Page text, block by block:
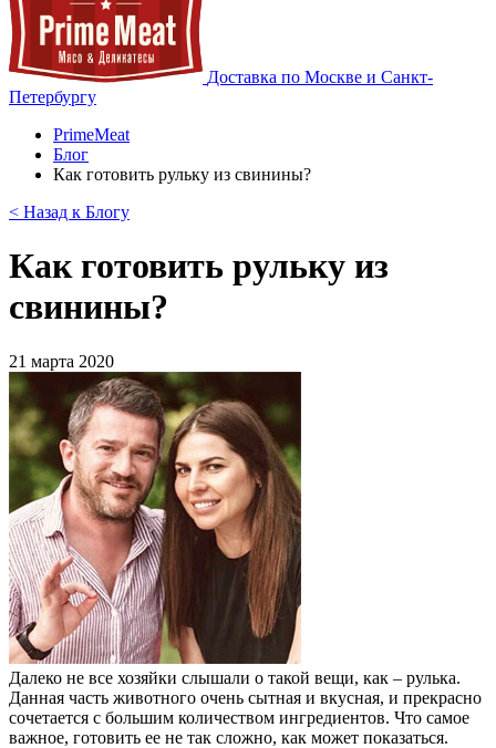
Доставка по Москве и Санкт-
Петербургу
PrimeMeat
Блог
Как готовить рульку из свинины?
< Назад к Блогу
Как готовить рульку из
свинины?
21 марта 2020
Далеко не все хозяйки слышали о такой вещи, как – рулька.
Данная часть животного очень сытная и вкусная, и прекрасно
сочетается с большим количеством ингредиентов. Что самое
важное, готовить ее не так сложно, как может показаться.